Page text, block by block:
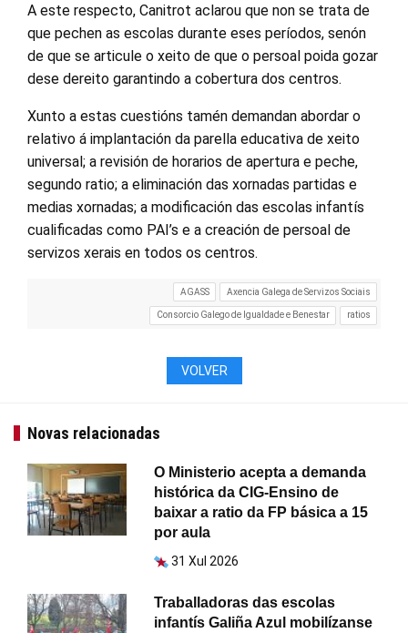
A este respecto, Canitrot aclarou que non se trata de
que pechen as escolas durante eses períodos, senón
de que se articule o xeito de que o persoal poida gozar
dese dereito garantindo a cobertura dos centros.
Xunto a estas cuestións tamén demandan abordar o
relativo á implantación da parella educativa de xeito
universal; a revisión de horarios de apertura e peche,
segundo ratio; a eliminación das xornadas partidas e
medias xornadas; a modificación das escolas infantís
cualificadas como PAI’s e a creación de persoal de
servizos xerais en todos os centros.
AGASS Axencia Galega de Servizos Sociais
Consorcio Galego de Igualdade e Benestar ratios
VOLVER
Novas relacionadas
O Ministerio acepta a demanda
histórica da CIG-Ensino de
baixar a ratio da FP básica a 15
por aula
31 Xul 2026
Traballadoras das escolas
infantís Galiña Azul mobilízanse